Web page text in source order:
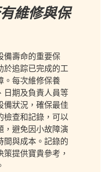
維修與保
備壽命的重要保
於追踪已完成的工
。每次維修保養
日期及負責人員等
備狀況，確保最佳
檢查和記錄，可以
，避免因小故障演
間與成本。記錄的
提供寶貴參考，